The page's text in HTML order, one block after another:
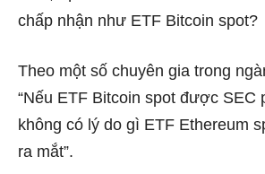
chấp nhận như ETF Bitcoin spot?
Theo một số chuyên gia trong
“Nếu ETF Bitcoin spot được SEC
không có lý do gì ETF Ethereum
ra mắt”.